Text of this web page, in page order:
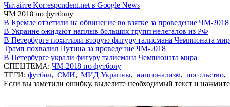
Читайте Korrespondent.net в Google News
ЧМ-2018 по футболу
В Кремле ответили на обвинение во взятке за проведение ЧМ-
В Украине ожидают наплыв больших групп нелегалов из РФ
В Петербурге похитили вторую фигуру талисмана Чемпионата
Трамп похвалил Путина за проведение ЧМ-2018
В Петербурге украли фигуру талисмана Чемпионата мира
СПЕЦТЕМА: ЧМ-2018 по футболу
ТЕГИ: футбол, СМИ, МИД Украины, национализм, посольство,
Если вы заметили ошибку, выделите необходимый текст и